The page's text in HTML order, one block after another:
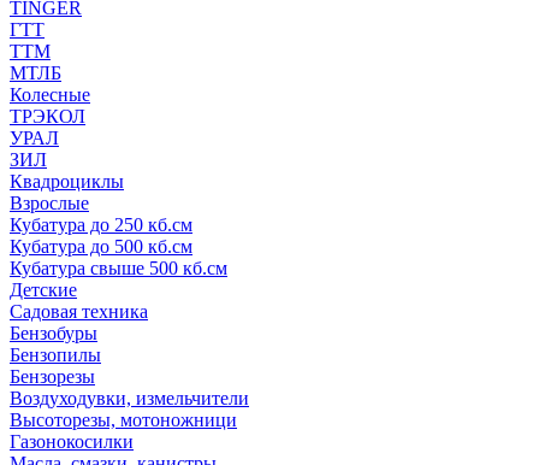
TINGER
ГТТ
ТТМ
МТЛБ
Колесные
ТРЭКОЛ
УРАЛ
ЗИЛ
Квадроциклы
Взрослые
Кубатура до 250 кб.см
Кубатура до 500 кб.см
Кубатура свыше 500 кб.см
Детские
Садовая техника
Бензобуры
Бензопилы
Бензорезы
Воздуходувки, измельчители
Высоторезы, мотоножници
Газонокосилки